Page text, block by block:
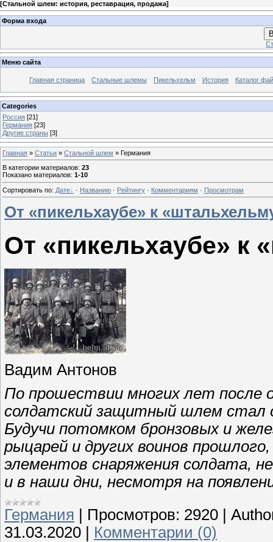
[Стальной шлем: история, реставрация, продажа]
Форма входа
Меню сайта
Главная страница Стальные шлемы Пикельхельм История Каталог
Categories
Россия [21]
Германия [23]
Другие страны [3]
Главная » Статьи » Стальной шлем » Германия
В категории материалов: 23
Показано материалов: 1-10
Сортировать по: Дате · Названию · Рейтингу · Комментариям · Просмотрам
От «пикельхаубе» к
От «пикельхаубе» к
Вадим Антонов
По прошествии многих лет после
солдатский защитный шлем стал
Будучи потомком бронзовых и
рыцарей и других воинов
элементов снаряжения солдата,
и в наши дни, несмотря на
Германия
Просмотров: 2920
31.03.2020
Комментарии (0)